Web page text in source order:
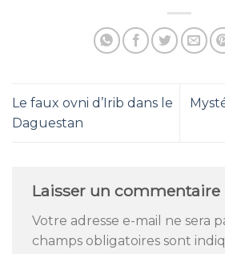
Le faux ovni d’Irib dans le
Daguestan
Laisser un commentaire
Votre adresse e-mail ne sera
champs obligatoires sont